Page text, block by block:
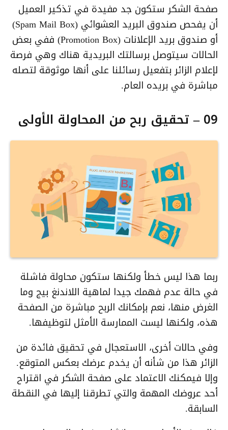
صفحة الشكر ستكون جد مفيدة في تذكير العميل
أن يفحص صندوق البريد العشوائي (Spam Mail Box)
أو صندوق بريد الإعلانات (Promotion Box) ففي بعض
الحالات سيتوصل برسالتك البريدية هناك وهي فرصة
لإعلام الزائر بتفعيل رسائلنا على أنها موثوقة لتصله
مباشرة في بريده العام.
09 – تحقيق ربح من المحاولة الأولى
ربما هذا ليس خطأ ولكنها ستكون محاولة فاشلة
في حالة عدم فهمك جيدا لماهية اللاندنغ بيج وما
الغرض منها، نعم بإمكانك الربح مباشرة من الصفحة
هذه، ولكنها ليست الممارسة الأمثل لتوظيفها.
وفي حالات أخرى، الاستعجال في تحقيق فائدة من
الزائر هذا من شأنه أن يخدم عرضك بعكس المتوقع.
وإلا فيمكنك الاعتماد على صفحة الشكر في اقتراح
أحد عروضك المهمة والتي تطرقنا إليها في النقطة
السابقة.